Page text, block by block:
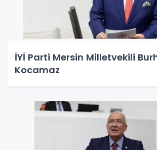
İYİ Parti Mersin Milletvekili
Kocamaz